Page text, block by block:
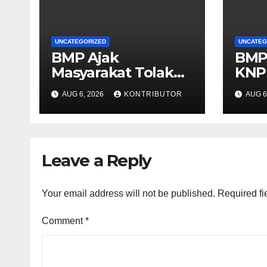
UNCATEGORIZED
BMP Ajak
Masyarakat Tolak
Aksi Anarkis Demi
Menjaga Keamanan
dan Pembangunan
AUG 6, 2026 KONTRIBUTOR AUG
Leave a Reply
Your email address will not be published. Required
Comment*